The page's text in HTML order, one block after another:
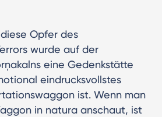
Opfer des
wurde auf der
eine Gedenkstätte
eindrucksvollstes
ist. Wenn man
in natura anschaut, ist